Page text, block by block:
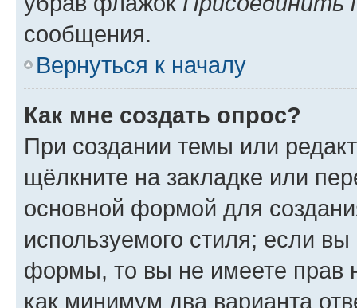
сообщения.
Вернуться к началу
Как мне создать опрос?
При создании темы или
щёлкните на закладке или
основной формой для
используемого стиля; если
формы, то вы не имеете прав
как минимум два варианта